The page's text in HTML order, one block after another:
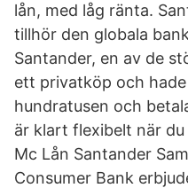
lån, med låg ränta.
tillhör den globala
Santander, en av de
ett privatköp och
hundratusen och
är klart flexibelt när du
Mc Lån Santander
Consumer Bank